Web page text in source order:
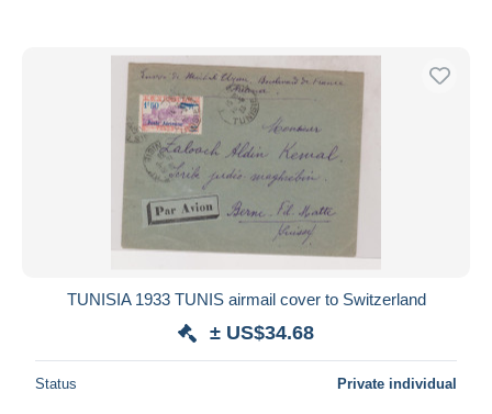
TUNISIA 1933 TUNIS airmail cover to Switzerland
± US$34.68
Status Private individual